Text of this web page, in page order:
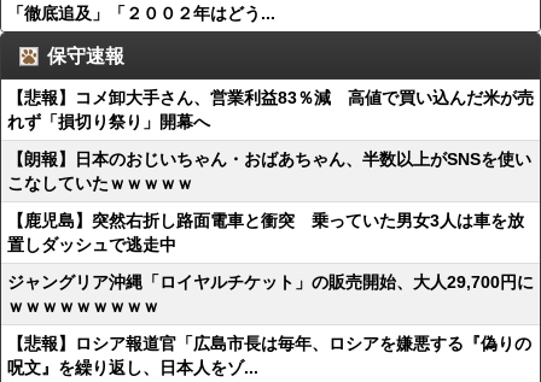
「徹底追及」「２００２年はどう...
保守速報
【悲報】コメ卸大手さん、営業利益83％減 高値で買い込んだ米が売
れず「損切り祭り」開幕へ
【朗報】日本のおじいちゃん・おばあちゃん、半数以上がSNSを使い
こなしていたｗｗｗｗｗ
【鹿児島】突然右折し路面電車と衝突 乗っていた男女3人は車を放
置しダッシュで逃走中
ジャングリア沖縄「ロイヤルチケット」の販売開始、大人29,700円に
ｗｗｗｗｗｗｗｗｗ
【悲報】ロシア報道官「広島市長は毎年、ロシアを嫌悪する『偽りの
呪文』を繰り返し、日本人をゾ...